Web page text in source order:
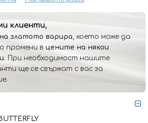
клиенти,
златото варира, което може да
промени в цените на някои
При необходимост нашите
ще се свържат с вас за